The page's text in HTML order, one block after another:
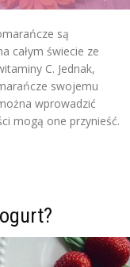
są
całym świecie ze
C. Jednak,
swojemu
wprowadzić
mogą one przynieść.